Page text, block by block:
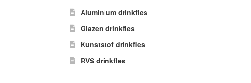
Aluminium drinkfles
Glazen drinkfles
Kunststof drinkfles
RVS drinkfles